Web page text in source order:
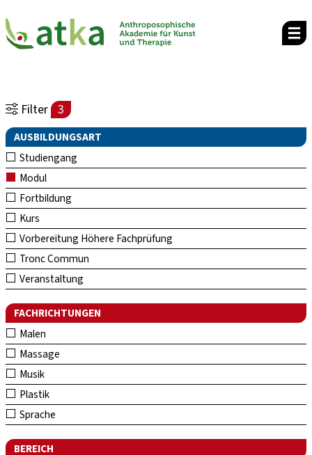
Filter 3
AUSBILDUNGSART
Studiengang
Modul
Fortbildung
Kurs
Vorbereitung Höhere Fachprüfung
Tronc Commun
Veranstaltung
FACHRICHTUNGEN
Malen
Massage
Musik
Plastik
Sprache
BEREICH